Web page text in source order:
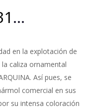
...
en la explotación de
caliza ornamental
Así pues, se
comercial en sus
su intensa coloración